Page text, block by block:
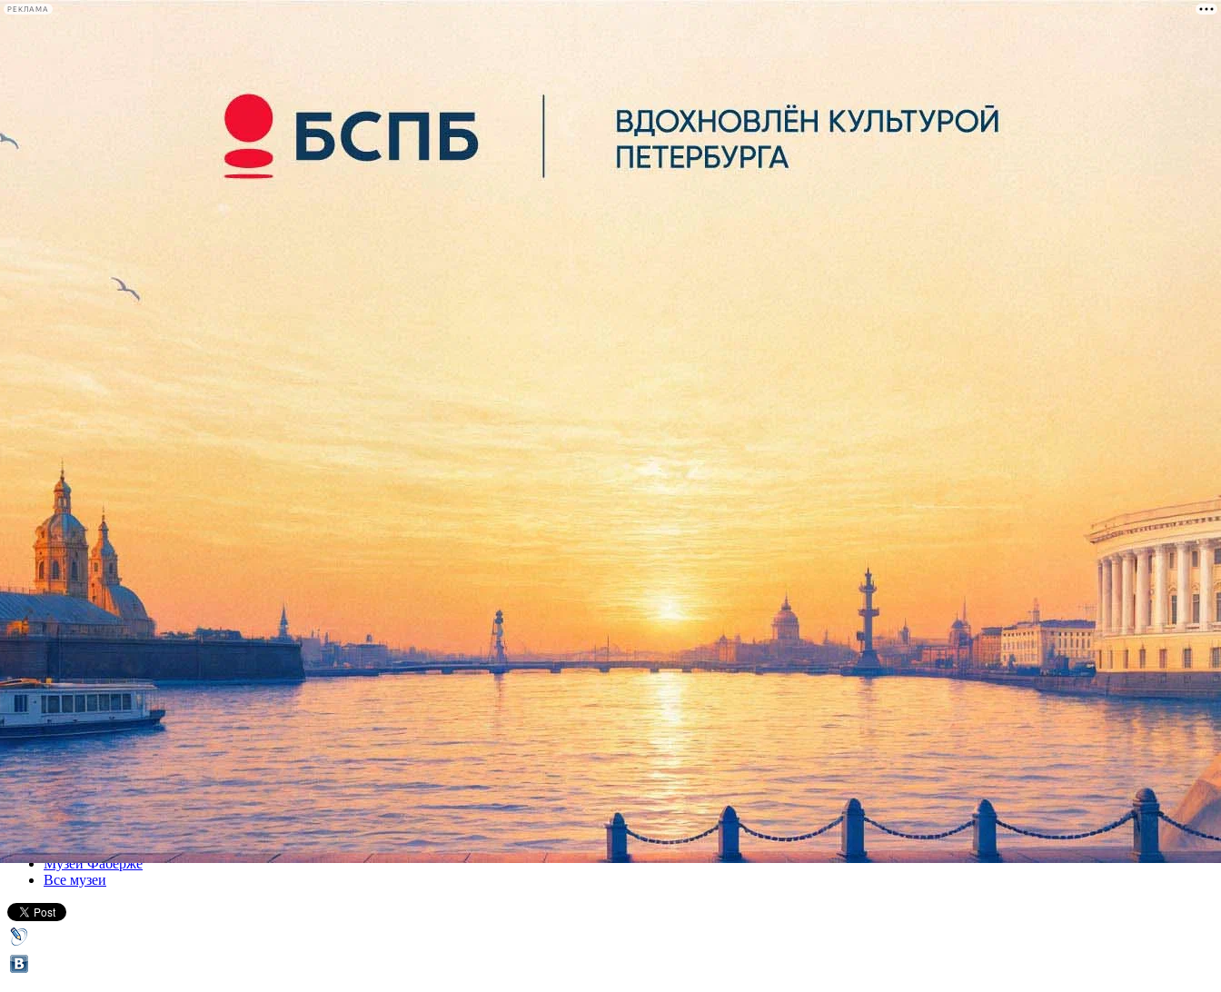
РЕКЛАМА
лекции
книги
В музее Фаберже расскажут о символическом словаре Фриды Кало
12 марта 2016, суббота,19.00
Версия для печати
Все лекции
Музей Фаберже
Все музеи